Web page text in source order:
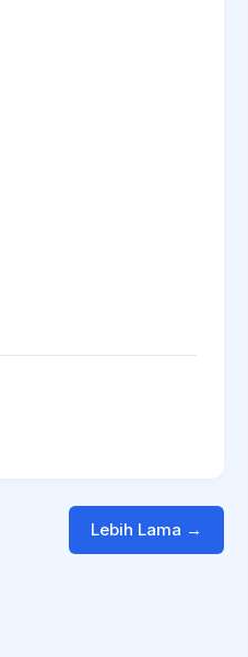
Lebih Lama →